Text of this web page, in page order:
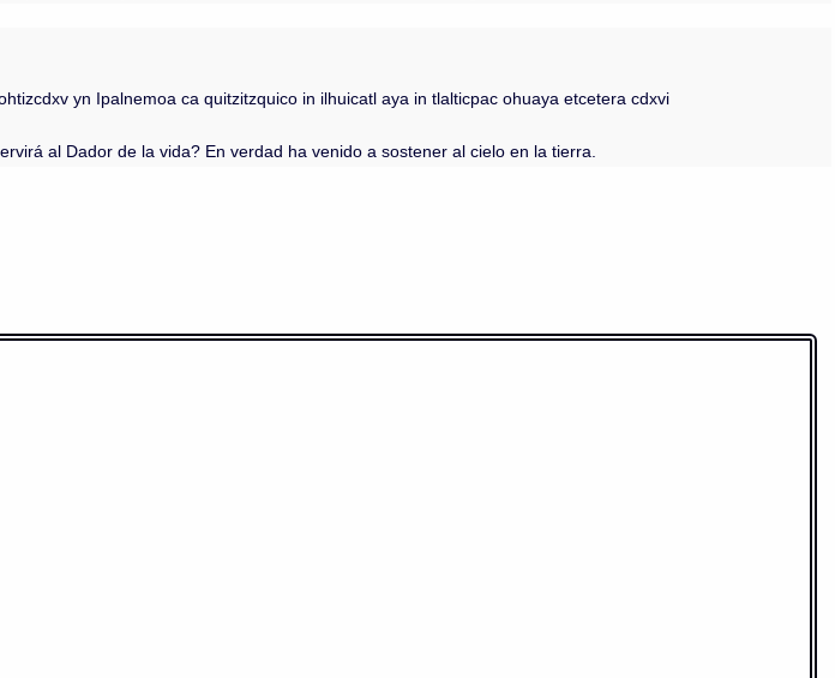
yn Ipalnemoa ca quitzitzquico in ilhuicatl aya in tlalticpac ohuaya etcetera cdxvi
al Dador de la vida? En verdad ha venido a sostener al cielo en la tierra.